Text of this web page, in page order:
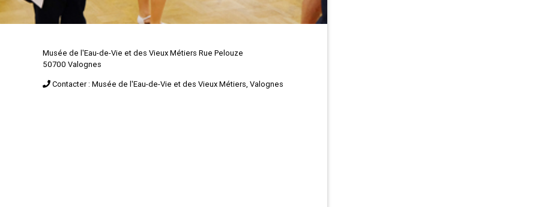
Musée de l'Eau-de-Vie et des Vieux Métiers Rue Pelouze
50700 Valognes
Contacter : Musée de l'Eau-de-Vie et des Vieux Métiers, Valognes